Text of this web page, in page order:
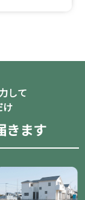
して
け
きます